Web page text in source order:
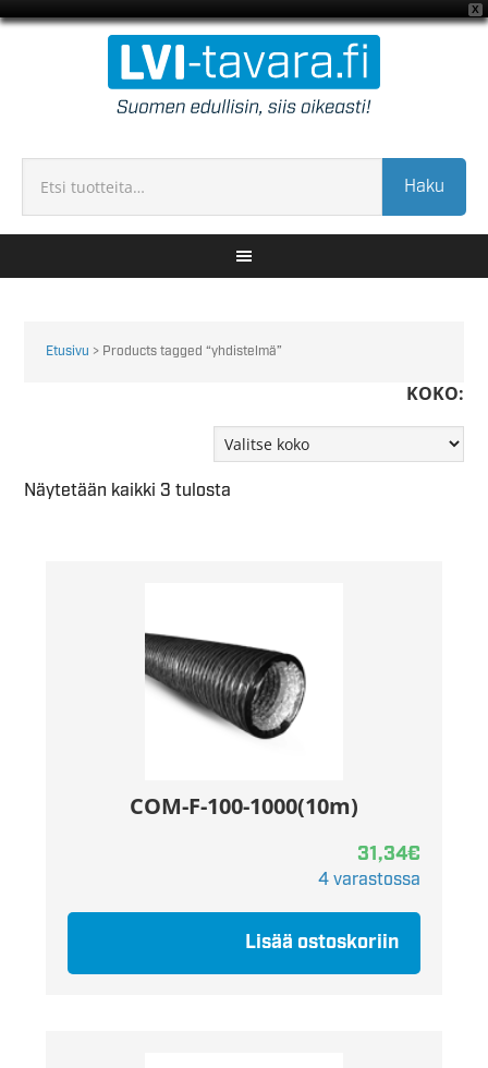
X
Haku
Etusivu > Products tagged “yhdistelmä”
KOKO:
Näytetään kaikki 3 tulosta
COM-F-100-1000(10m)
31,34€
4 varastossa
Lisää ostoskoriin